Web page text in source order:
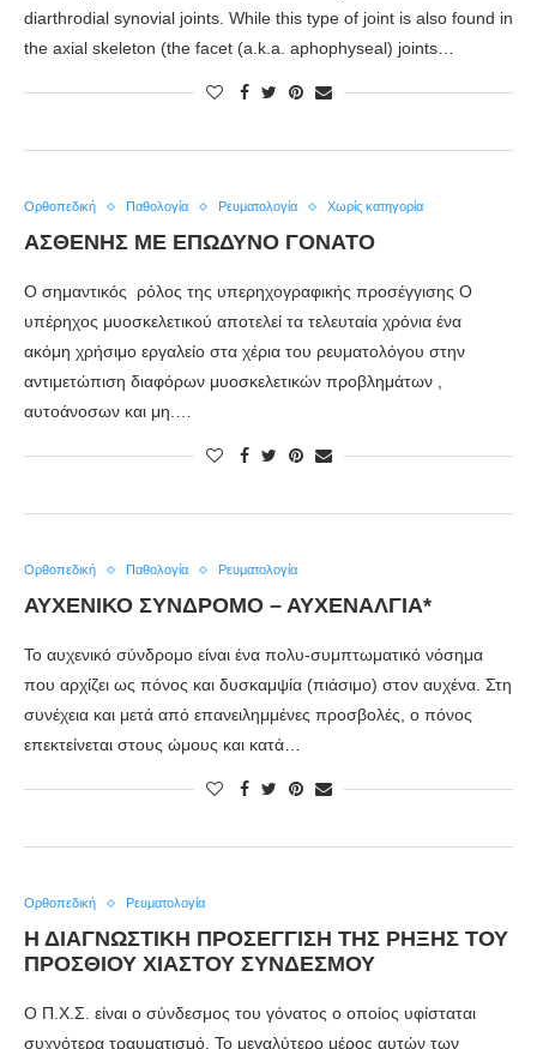
diarthrodial synovial joints. While this type of joint is also found in
the axial skeleton (the facet (a.k.a. aphophyseal) joints…
Ορθοπεδική Παθολογία Ρευματολογία Χωρίς κατηγορία
ΑΣΘΕΝΉΣ ΜΕ ΕΠΏΔΥΝΟ ΓΌΝΑΤΟ
Ο σημαντικός ρόλος της υπερηχογραφικής προσέγγισης O
υπέρηχος μυοσκελετικού αποτελεί τα τελευταία χρόνια ένα
ακόμη χρήσιμο εργαλείο στα χέρια του ρευματολόγου στην
αντιμετώπιση διαφόρων μυοσκελετικών προβλημάτων ,
αυτοάνοσων και μη.…
Ορθοπεδική Παθολογία Ρευματολογία
ΑΥΧΕΝΙΚΌ ΣΎΝΔΡΟΜΟ – ΑΥΧΕΝΑΛΓΊΑ*
Το αυχενικό σύνδρομο είναι ένα πολυ-συμπτωματικό νόσημα
που αρχίζει ως πόνος και δυσκαμψία (πιάσιμο) στον αυχένα. Στη
συνέχεια και μετά από επανειλημμένες προσβολές, ο πόνος
επεκτείνεται στους ώμους και κατά…
Ορθοπεδική Ρευματολογία
Η ΔΙΑΓΝΩΣΤΙΚΉ ΠΡΟΣΈΓΓΙΣΗ ΤΗΣ ΡΉΞΗΣ ΤΟΥ
ΠΡΌΣΘΙΟΥ ΧΙΑΣΤΟΎ ΣΥΝΔΈΣΜΟΥ
Ο Π.Χ.Σ. είναι ο σύνδεσμος του γόνατος o oποίος υφίσταται
συχνότερα τραυματισμό. Το μεγαλύτερο μέρος αυτών των